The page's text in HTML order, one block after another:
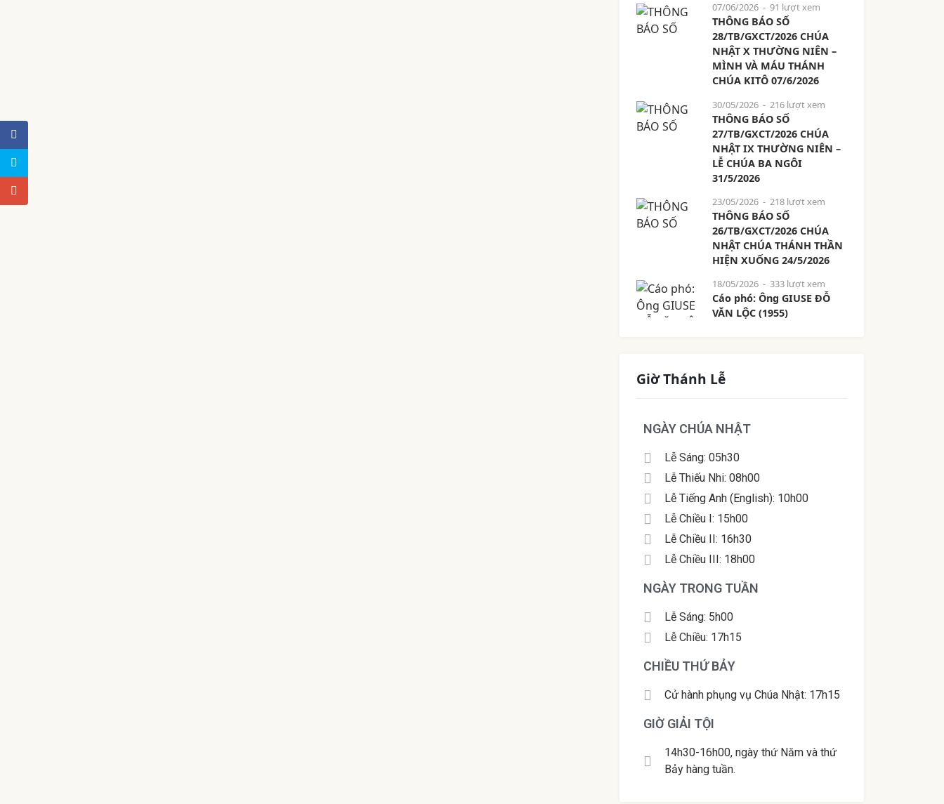
07/06/2026- 91 lượt xem
THÔNG BÁO SỐ
28/TB/GXCT/2026 CHÚA
NHẬT X THƯỜNG NIÊN –
MÌNH VÀ MÁU THÁNH
CHÚA KITÔ 07/6/2026
30/05/2026- 216 lượt xem
THÔNG BÁO SỐ
27/TB/GXCT/2026 CHÚA
NHẬT IX THƯỜNG NIÊN –
LỄ CHÚA BA NGÔI
31/5/2026
23/05/2026- 218 lượt xem
THÔNG BÁO SỐ
26/TB/GXCT/2026 CHÚA
NHẬT CHÚA THÁNH THẦN
HIỆN XUỐNG 24/5/2026
18/05/2026- 333 lượt xem
Cáo phó: Ông GIUSE ĐỖ
VĂN LỘC (1955)
Giờ Thánh Lễ
NGÀY CHÚA NHẬT
Lễ Sáng: 05h30
Lễ Thiếu Nhi: 08h00
Lễ Tiếng Anh (English): 10h00
Lễ Chiều I: 15h00
Lễ Chiều II: 16h30
Lễ Chiều III: 18h00
NGÀY TRONG TUẦN
Lễ Sáng: 5h00
Lễ Chiều: 17h15
CHIỀU THỨ BẢY
Cử hành phụng vụ Chúa Nhật: 17h15
GIỜ GIẢI TỘI
14h30-16h00, ngày thứ Năm và thứ
Bảy hàng tuần.